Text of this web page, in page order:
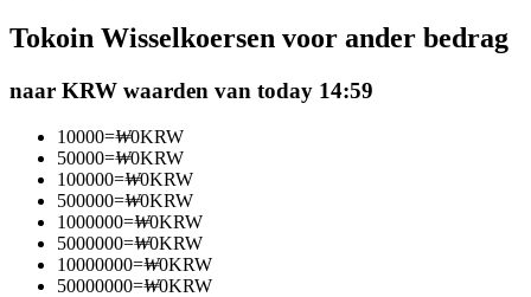
Tokoin Wisselkoersen voor ander bedrag
naar KRW waarden van today 14:59
10000=₩0KRW
50000=₩0KRW
100000=₩0KRW
500000=₩0KRW
1000000=₩0KRW
5000000=₩0KRW
10000000=₩0KRW
50000000=₩0KRW